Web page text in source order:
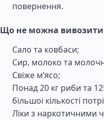
повернення.
Що не можна вивозити
Сало та ковбаси;
Сир, молоко та
Свіже м’ясо;
Понад 20 кг риби та
більшої кількості
Ліки з наркотичними